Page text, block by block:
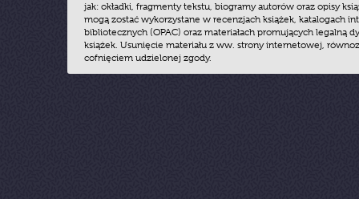
jak: okładki, fragmenty tekstu, biogramy autorów oraz opisy
mogą zostać wykorzystane w recenzjach książek, katalogach
bibliotecznych (OPAC) oraz materiałach promujących legalną
książek. Usunięcie materiału z ww. strony internetowej,
cofnięciem udzielonej zgody.